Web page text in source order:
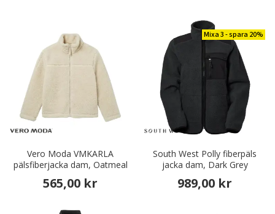
Vero Moda VMKARLA
pälsfiberjacka dam, Oatmeal
565,00 kr
Mixa 3 - spara 20%
South West Polly fiberpäls
jacka dam, Dark Grey
989,00 kr